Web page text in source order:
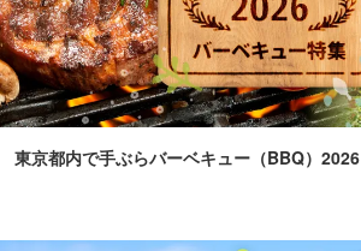
東京都内で手ぶらバーベキュー（BBQ）2026